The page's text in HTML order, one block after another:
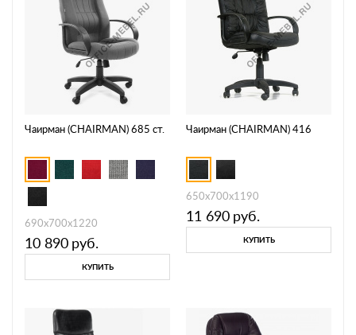
Чаирман (CHAIRMAN) 685 ст.
690x700x1220
10 890 руб.
КУПИТЬ
Чаирман (CHAIRMAN) 416
650х700х1190
11 690 руб.
КУПИТЬ